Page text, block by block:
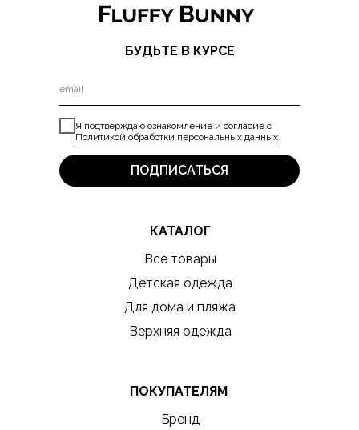
КАТАЛОГ
Детская одежда
Для дома и пляжа
Верхняя одежда
ПОКУПАТЕЛЯМ
Бренд
Я подтверждаю ознакомление и согласие с
Политикой обработки персональных данных
ПОДПИСАТЬСЯ
БУДЬТЕ В КУРСЕ
Все товары